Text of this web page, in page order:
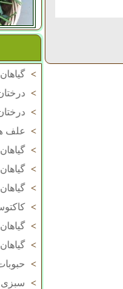
>
>
>
> علف
>
>
>
>
>
>
>
>